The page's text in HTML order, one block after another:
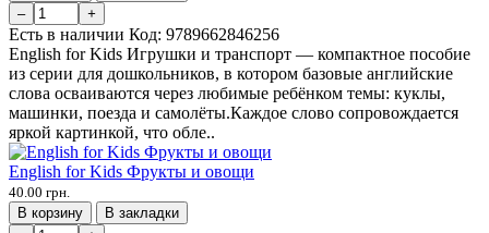
–
+
Есть в наличии Код: 9789662846256
English for Kids Игрушки и транспорт — компактное пособие
из серии для дошкольников, в котором базовые английские
слова осваиваются через любимые ребёнком темы: куклы,
машинки, поезда и самолёты.Каждое слово сопровождается
яркой картинкой, что обле..
English for Kids Фрукты и овощи
40.00 грн.
В корзину
В закладки